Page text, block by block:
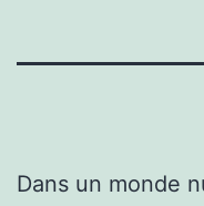
Dans un monde